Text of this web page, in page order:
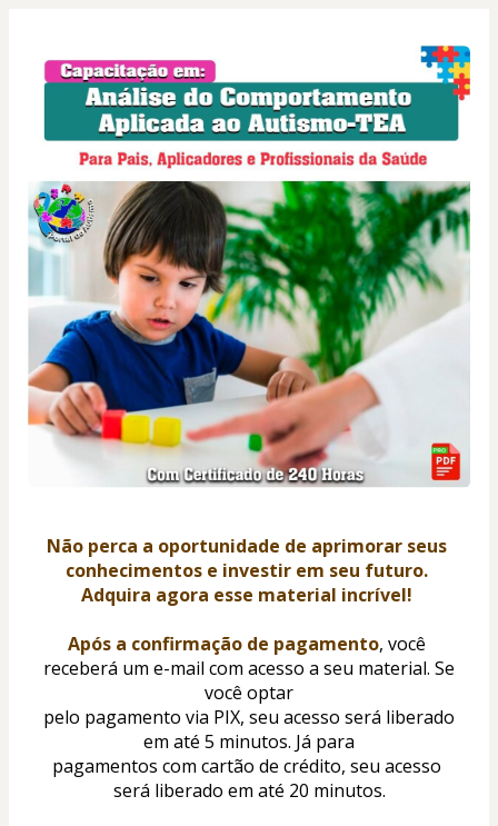
Não perca a oportunidade de aprimorar seus
conhecimentos e investir em seu futuro.
Adquira agora esse material incrível!
Após a confirmação de pagamento, você
receberá um e-mail com acesso a seu material. Se
você optar
pelo pagamento via PIX, seu acesso será liberado
em até 5 minutos. Já para
pagamentos com cartão de crédito, seu acesso
será liberado em até 20 minutos.